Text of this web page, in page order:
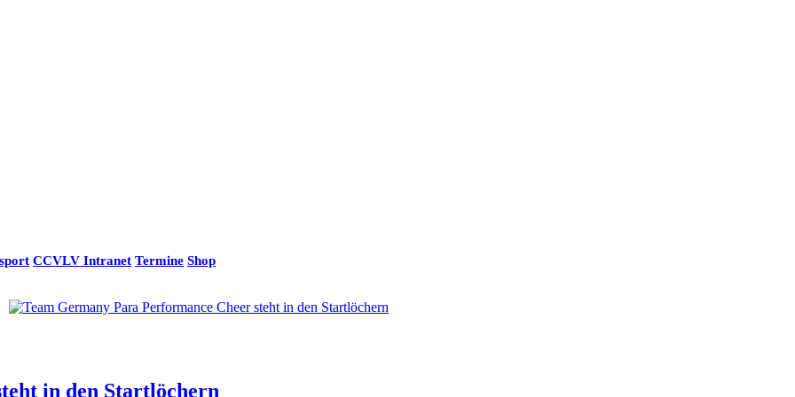
CCVLV Intranet Termine Shop
in den Startlöchern